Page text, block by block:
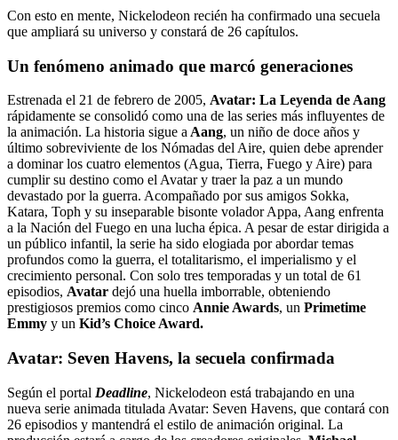
Con esto en mente, Nickelodeon recién ha confirmado una secuela
que ampliará su universo y constará de 26 capítulos.
Un fenómeno animado que marcó generaciones
Estrenada el 21 de febrero de 2005, Avatar: La Leyenda de Aang
rápidamente se consolidó como una de las series más influyentes de
la animación. La historia sigue a Aang, un niño de doce años y
último sobreviviente de los Nómadas del Aire, quien debe aprender
a dominar los cuatro elementos (Agua, Tierra, Fuego y Aire) para
cumplir su destino como el Avatar y traer la paz a un mundo
devastado por la guerra. Acompañado por sus amigos Sokka,
Katara, Toph y su inseparable bisonte volador Appa, Aang enfrenta
a la Nación del Fuego en una lucha épica. A pesar de estar dirigida a
un público infantil, la serie ha sido elogiada por abordar temas
profundos como la guerra, el totalitarismo, el imperialismo y el
crecimiento personal. Con solo tres temporadas y un total de 61
episodios, Avatar dejó una huella imborrable, obteniendo
prestigiosos premios como cinco Annie Awards, un Primetime
Emmy y un Kid’s Choice Award.
Avatar: Seven Havens, la secuela confirmada
Según el portal Deadline, Nickelodeon está trabajando en una
nueva serie animada titulada Avatar: Seven Havens, que contará con
26 episodios y mantendrá el estilo de animación original. La